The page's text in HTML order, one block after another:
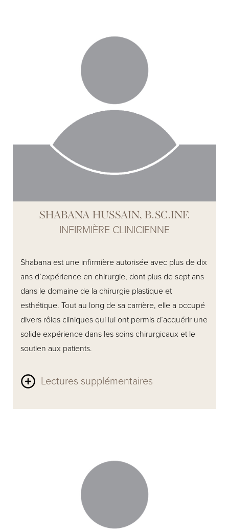
sa débrouillardise, son esprit d’équipe et sa passion,
elle est fière de soutenir son équipe tout en veillant
au maintien de l’approche haut de gamme de la
clinique dans l’ensemble de ses activités. Ayant déjà
travaillé avec un dermatologue cosmétique et de
chirurgiens plasticiens renommés, son expertise et
son dévouement sont inestimables pour notre équipe
et les soins exceptionnels que nous offrons.
SHABANA HUSSAIN, B.SC.INF.
INFIRMIÈRE CLINICIENNE
Shabana est une infirmière autorisée avec plus de dix
ans d’expérience en chirurgie, dont plus de sept ans
dans le domaine de la chirurgie plastique et
esthétique. Tout au long de sa carrière, elle a occupé
divers rôles cliniques qui lui ont permis d’acquérir une
solide expérience dans les soins chirurgicaux et le
soutien aux patients.
Lectures supplémentaires
une préparation adéquate avant l'opération et un
soutien continu pendant leur rétablissement.
Shabana se distingue par son approche chaleureuse
et attentive, ainsi que par son engagement envers les